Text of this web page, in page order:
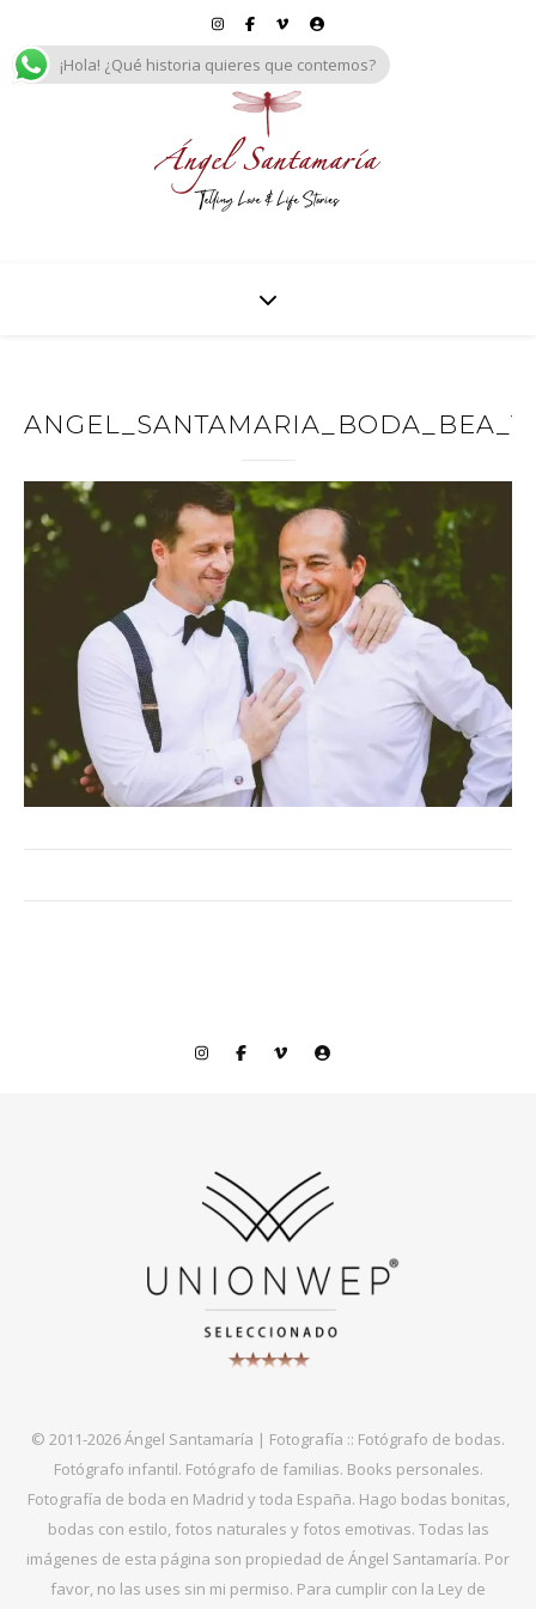
© 2011-2026 Ángel Santamaría | Fotografía :: Fotógrafo de bodas.
Fotógrafo infantil. Fotógrafo de familias. Books personales.
Fotografía de boda en Madrid y toda España. Hago bodas bonitas,
bodas con estilo, fotos naturales y fotos emotivas. Todas las
imágenes de esta página son propiedad de Ángel Santamaría. Por
favor, no las uses sin mi permiso. Para cumplir con la Ley de
¡Hola! ¿Qué historia quieres que contemos?